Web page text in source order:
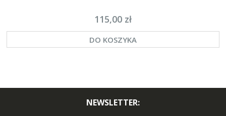
115,00 zł
DO KOSZYKA
NEWSLETTER: